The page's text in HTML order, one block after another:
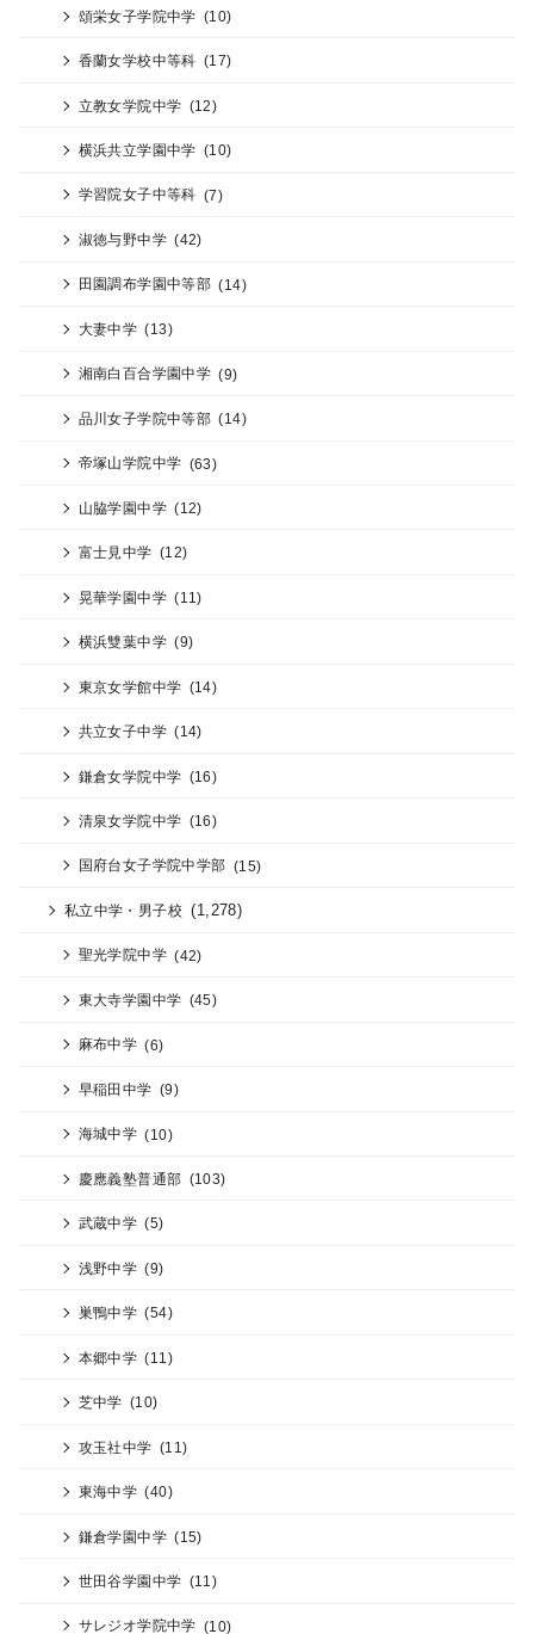
頌栄女子学院中学 (10)
香蘭女学校中等科 (17)
立教女学院中学 (12)
横浜共立学園中学 (10)
学習院女子中等科 (7)
淑徳与野中学 (42)
田園調布学園中等部 (14)
大妻中学 (13)
湘南白百合学園中学 (9)
品川女子学院中等部 (14)
帝塚山学院中学 (63)
山脇学園中学 (12)
富士見中学 (12)
晃華学園中学 (11)
横浜雙葉中学 (9)
東京女学館中学 (14)
共立女子中学 (14)
鎌倉女学院中学 (16)
清泉女学院中学 (16)
国府台女子学院中学部 (15)
私立中学・男子校 (1,278)
聖光学院中学 (42)
東大寺学園中学 (45)
麻布中学 (6)
早稲田中学 (9)
海城中学 (10)
慶應義塾普通部 (103)
武蔵中学 (5)
浅野中学 (9)
巣鴨中学 (54)
本郷中学 (11)
芝中学 (10)
攻玉社中学 (11)
東海中学 (40)
鎌倉学園中学 (15)
世田谷学園中学 (11)
サレジオ学院中学 (10)